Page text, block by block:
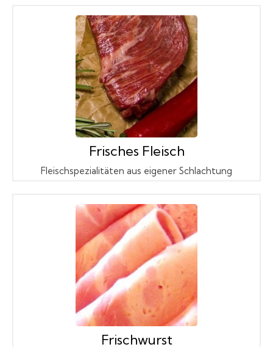
Frisches Fleisch
Fleischspezialitäten aus eigener Schlachtung
Frischwurst